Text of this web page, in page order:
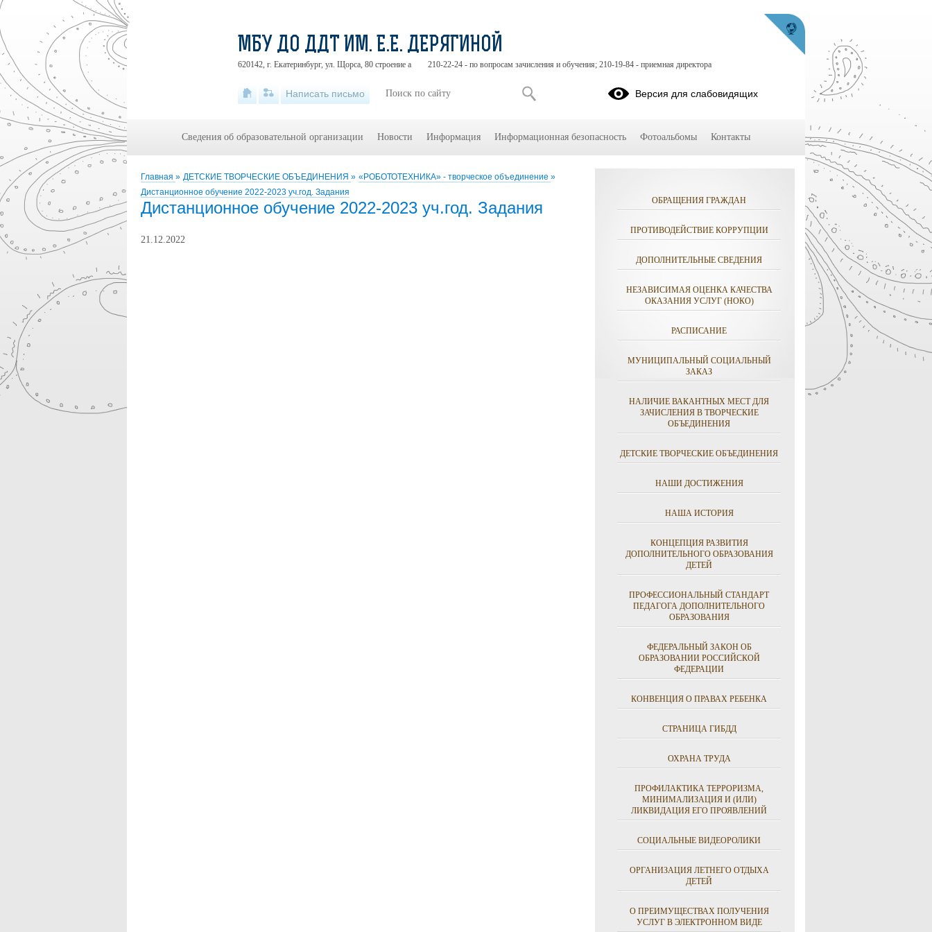
Главная » ДЕТСКИЕ ТВОРЧЕСКИЕ ОБЪЕДИНЕНИЯ » «РОБОТОТЕХНИКА» - творческое объединение »
Дистанционное обучение 2022-2023 уч.год. Задания
Дистанционное обучение 2022-2023 уч.год. Задания
21.12.2022
ОБРАЩЕНИЯ ГРАЖДАН
ПРОТИВОДЕЙСТВИЕ КОРРУПЦИИ
ДОПОЛНИТЕЛЬНЫЕ СВЕДЕНИЯ
НЕЗАВИСИМАЯ ОЦЕНКА КАЧЕСТВА
ОКАЗАНИЯ УСЛУГ (НОКО)
РАСПИСАНИЕ
МУНИЦИПАЛЬНЫЙ СОЦИАЛЬНЫЙ
ЗАКАЗ
НАЛИЧИЕ ВАКАНТНЫХ МЕСТ ДЛЯ
ЗАЧИСЛЕНИЯ В ТВОРЧЕСКИЕ
ОБЪЕДИНЕНИЯ
ДЕТСКИЕ ТВОРЧЕСКИЕ ОБЪЕДИНЕНИЯ
НАШИ ДОСТИЖЕНИЯ
НАША ИСТОРИЯ
КОНЦЕПЦИЯ РАЗВИТИЯ
ДОПОЛНИТЕЛЬНОГО ОБРАЗОВАНИЯ
ДЕТЕЙ
ПРОФЕССИОНАЛЬНЫЙ СТАНДАРТ
ПЕДАГОГА ДОПОЛНИТЕЛЬНОГО
ОБРАЗОВАНИЯ
ФЕДЕРАЛЬНЫЙ ЗАКОН ОБ
ОБРАЗОВАНИИ РОССИЙСКОЙ
ФЕДЕРАЦИИ
КОНВЕНЦИЯ О ПРАВАХ РЕБЕНКА
СТРАНИЦА ГИБДД
ОХРАНА ТРУДА
ПРОФИЛАКТИКА ТЕРРОРИЗМА,
МИНИМАЛИЗАЦИЯ И (ИЛИ)
ЛИКВИДАЦИЯ ЕГО ПРОЯВЛЕНИЙ
СОЦИАЛЬНЫЕ ВИДЕОРОЛИКИ
ОРГАНИЗАЦИЯ ЛЕТНЕГО ОТДЫХА
ДЕТЕЙ
О ПРЕИМУЩЕСТВАХ ПОЛУЧЕНИЯ
УСЛУГ В ЭЛЕКТРОННОМ ВИДЕ
МБУ ДО ДДТ ИМ. Е.Е. ДЕРЯГИНОЙ
620142, г. Екатеринбург, ул. Щорса, 80 строение а 210-22-24 - по вопросам зачисления и обучения; 210-19-84 - приемная директора
Написать письмо Версия для слабовидящих
Сведения об образовательной организации Новости Информация Информационная безопасность Фотоальбомы Контакты